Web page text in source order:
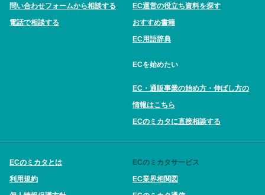
問い合わせフォームから相談する
電話で相談する
EC運営の役立ち資料を探す
おすすめ書籍
EC用語辞典
ECを始めたい
EC・通販事業の始め方・伸ばし方の
情報はこちら
ECのミカタに直接相談する
ECのミカタとは
利用規約
ECのミカタサービス
EC業界相関図